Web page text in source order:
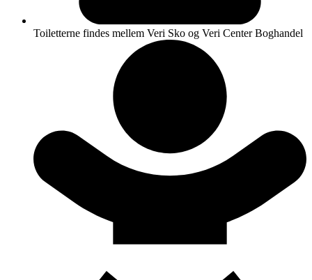
Toiletterne findes mellem Veri Sko og Veri Center Boghandel